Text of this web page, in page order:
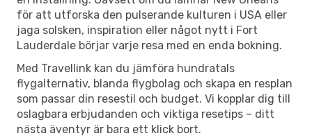
för att utforska den pulserande kulturen i USA eller
jaga solsken, inspiration eller något nytt i Fort
Lauderdale börjar varje resa med en enda bokning.
Med Travellink kan du jämföra hundratals
flygalternativ, blanda flygbolag och skapa en resplan
som passar din resestil och budget. Vi kopplar dig till
oslagbara erbjudanden och viktiga resetips – ditt
nästa äventyr är bara ett klick bort.